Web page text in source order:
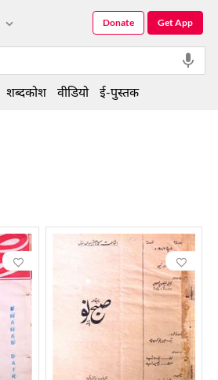
Get App
Donate
शब्दकोश वीडियो ई-पुस्तक